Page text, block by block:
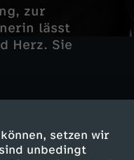
setzen wir
unbedingt
zur
lässt
Herz. Sie
die
und